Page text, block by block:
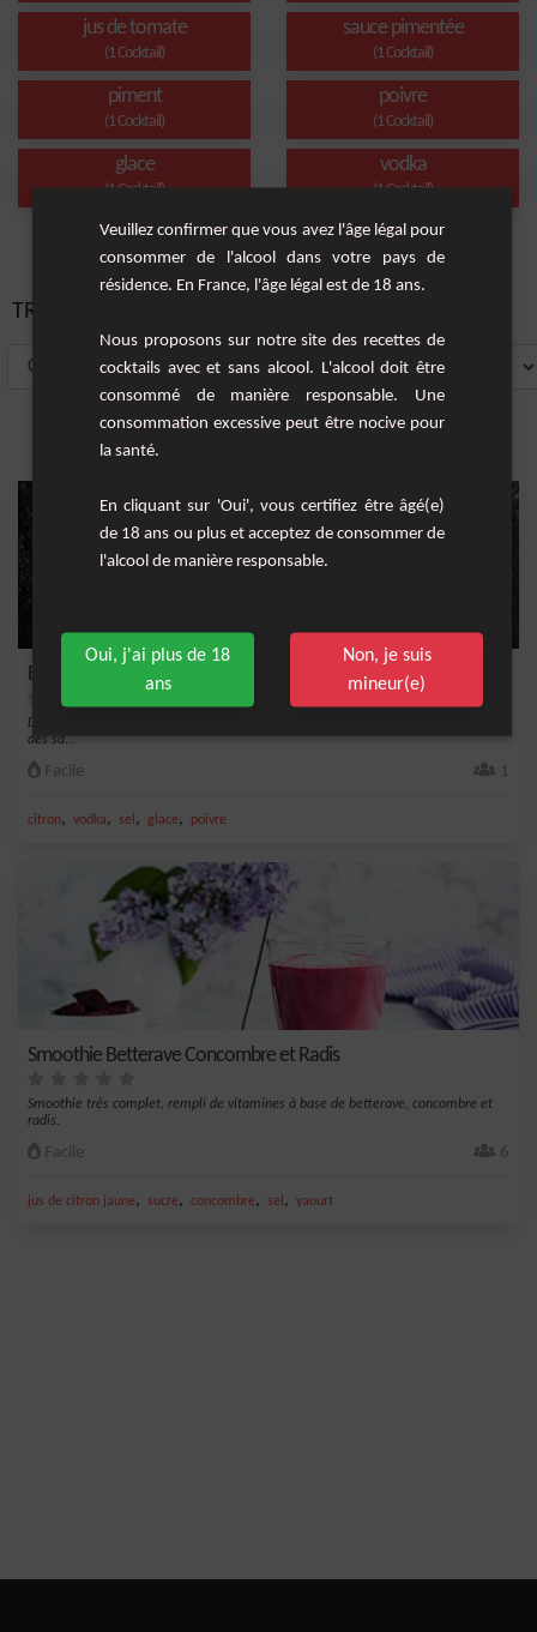
jus de tomate
(1 Cocktail)
sauce pimentée
(1 Cocktail)
piment
(1 Cocktail)
poivre
(1 Cocktail)
glace
(1 Cocktail)
vodka
(1 Cocktail)
TRIER PAR:
Bloody Mary Asiatique
Découvrez une variante épicée du traditionnel Bloody Mary. Ce cocktail s'inspire
des sa...
Facile 1
citron, vodka, sel , glace, poivre
Smoothie Betterave Concombre et Radis
Smoothie très complet, rempli de vitamines à base de betterave, concombre et
radis.
Facile 6
jus de citron jaune, sucre, concombre, sel , yaourt
Veuillez confirmer que vous avez l'âge légal pour
consommer de l'alcool dans votre pays de
résidence. En France, l'âge légal est de 18 ans.
Nous proposons sur notre site des recettes de
cocktails avec et sans alcool. L'alcool doit être
consommé de manière responsable. Une
consommation excessive peut être nocive pour
la santé.
En cliquant sur 'Oui', vous certifiez être âgé(e)
de 18 ans ou plus et acceptez de consommer de
l'alcool de manière responsable.
Oui, j'ai plus de 18
ans
Non, je suis
mineur(e)